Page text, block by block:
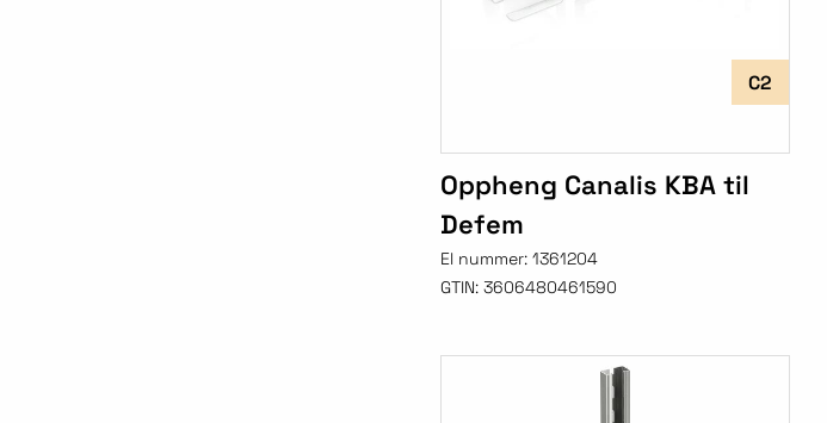
C2
Oppheng Canalis KBA til
Defem
El nummer: 1361204
GTIN: 3606480461590